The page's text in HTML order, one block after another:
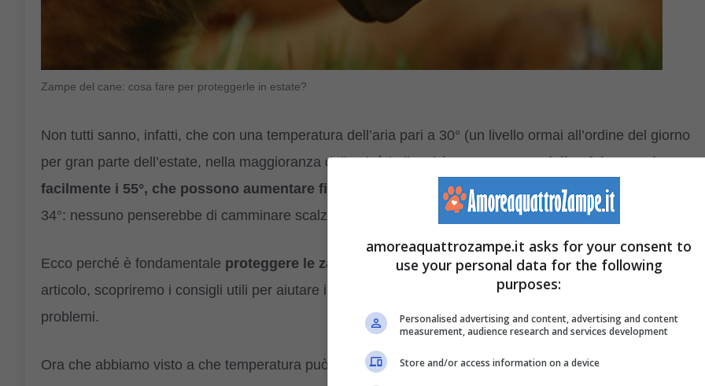
Zampe del cane: cosa fare per proteggerle in estate?
Non tutti sanno, infatti, che con una temperatura dell’aria pari a 30° (un livello ormai all’ordine del giorno
per gran parte dell’estate, nella maggioranza delle città italiane)la temperatura dell’asfalto raggiunge
facilmente i 55°, che possono aumentare fino a 85°
di asfalto bollente se la temperatura dell’aria è di
34°: nessuno penserebbe di camminare scalzo su un pavimento così caldo senza ustionarsi!
Ecco perché è fondamentale proteggere le zampe del cane dall’asfalto bollente in estate: in questo
articolo, scopriremo i consigli utili per aiutare il nostro amico a quattro zampe a passeggiare senza
problemi.
Ora che abbiamo visto a che temperatura può arrivare l’asfalto bollente in estate, proviamo a tener conto
amoreaquattrozampe.it asks for your consent to
use your personal data for the following
purposes:
Personalised advertising and content, advertising and content
measurement, audience research and services development
Store and/or access information on a device